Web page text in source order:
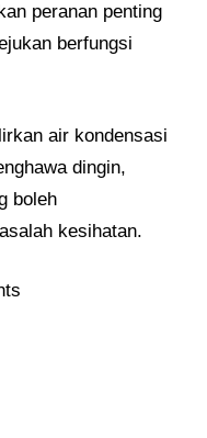
peranan penting
berfungsi
air kondensasi
dingin,
boleh
kesihatan.